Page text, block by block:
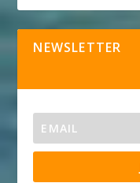
NEWSLETTER